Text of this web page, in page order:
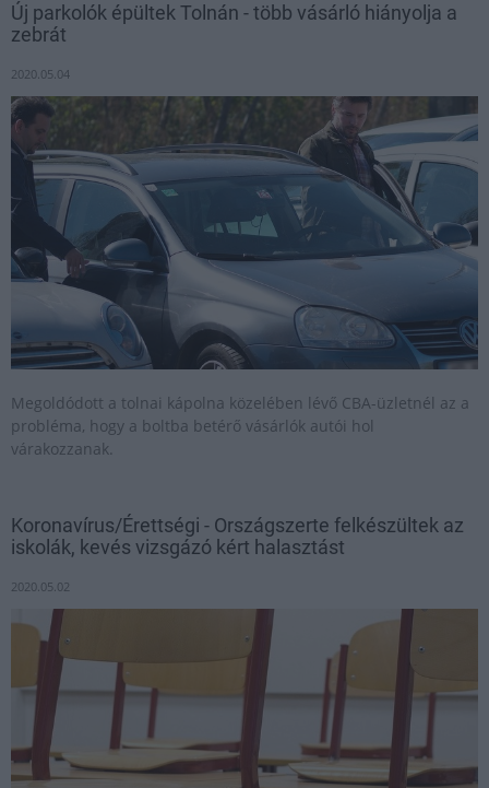
Új parkolók épültek Tolnán - több vásárló hiányolja a
zebrát
2020.05.04
Megoldódott a tolnai kápolna közelében lévő CBA-üzletnél az a
probléma, hogy a boltba betérő vásárlók autói hol
várakozzanak.
Koronavírus/Érettségi - Országszerte felkészültek az
iskolák, kevés vizsgázó kért halasztást
2020.05.02